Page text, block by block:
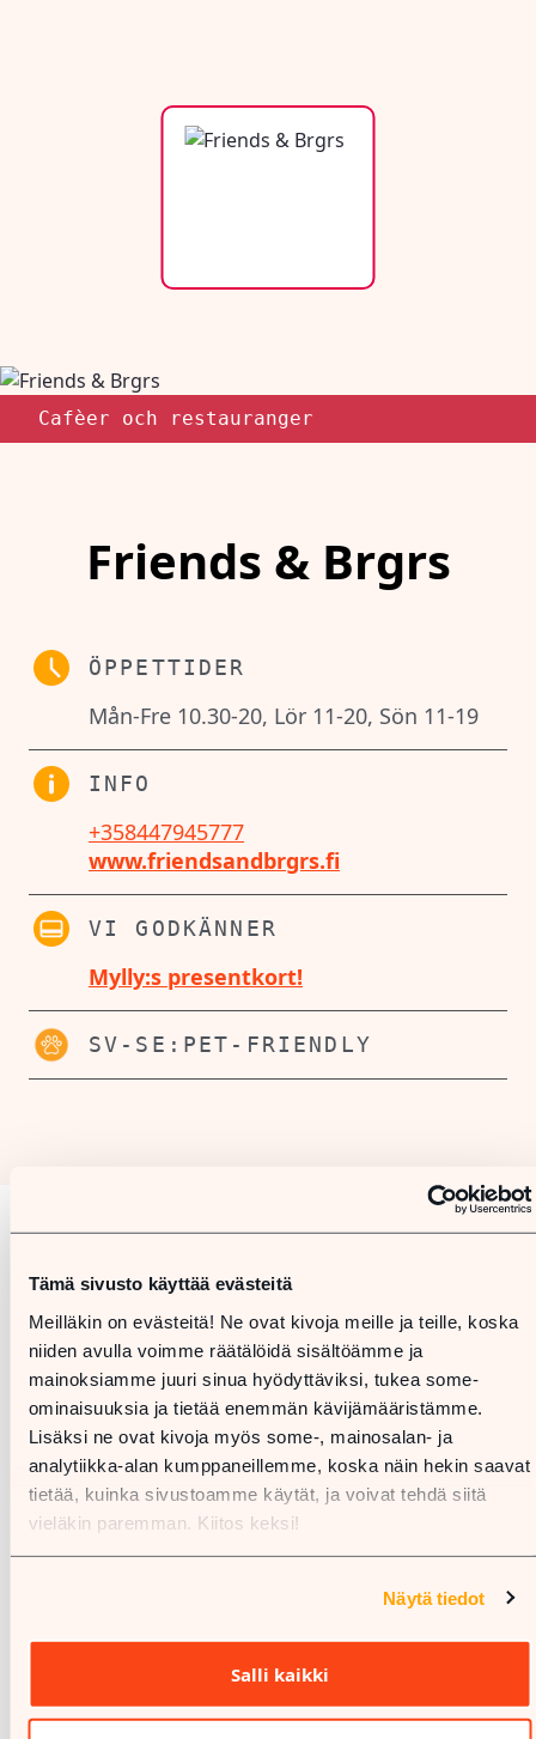
Tämä sivusto käyttää evästeitä
Meilläkin on evästeitä! Ne ovat kivoja meille ja teille, koska
niiden avulla voimme räätälöidä sisältöämme ja
mainoksiamme juuri sinua hyödyttäviksi, tukea some-
ominaisuuksia ja tietää enemmän kävijämääristämme.
Lisäksi ne ovat kivoja myös some-, mainosalan- ja
analytiikka-alan kumppaneillemme, koska näin hekin saavat
tietää, kuinka sivustoamme käytät, ja voivat tehdä siitä
vieläkin paremman. Kiitos keksi!
Näytä tiedot
Salli kaikki
Cafèer och restauranger
Friends & Brgrs
ÖPPETTIDER
Mån-Fre 10.30-20, Lör 11-20, Sön 11-19
INFO
+358447945777
www.friendsandbrgrs.fi
VI GODKÄNNER
Mylly:s presentkort!
SV-SE:PET-FRIENDLY